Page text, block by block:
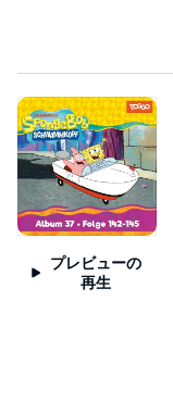
プレビューの
再生